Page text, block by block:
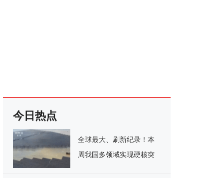
今日热点
全球最大、刷新纪录！本
周我国多领域实现硬核突